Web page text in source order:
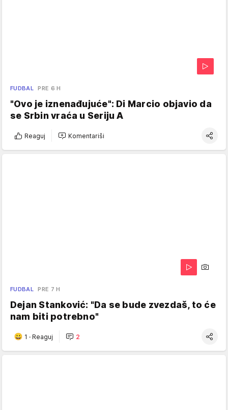
FUDBAL PRE 6 H
"Ovo je iznenađujuće": Di Marcio objavio da
se Srbin vraća u Seriju A
Reaguj Komentariši
FUDBAL PRE 7 H
Dejan Stanković: "Da se bude zvezdaš, to će
nam biti potrebno"
1 · Reaguj 2